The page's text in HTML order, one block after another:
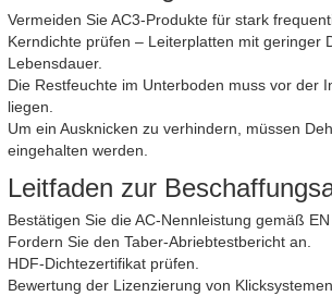
Vermeiden Sie AC3-Produkte für stark
Kerndichte prüfen – Leiterplatten mit geringer
Lebensdauer.
Die Restfeuchte im Unterboden muss vor der
liegen.
Um ein Ausknicken zu verhindern, müssen
eingehalten werden.
Leitfaden zur
Bestätigen Sie die AC-Nennleistung gemäß EN
Fordern Sie den Taber-Abriebtestbericht an.
HDF-Dichtezertifikat prüfen.
Bewertung der Lizenzierung von